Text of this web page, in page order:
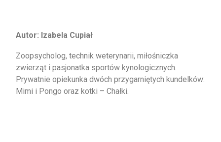
Autor: Izabela Cupiał
Zoopsycholog, technik weterynarii, miłośniczka
zwierząt i pasjonatka sportów kynologicznych.
Prywatnie opiekunka dwóch przygarniętych kundelków:
Mimi i Pongo oraz kotki – Chałki.